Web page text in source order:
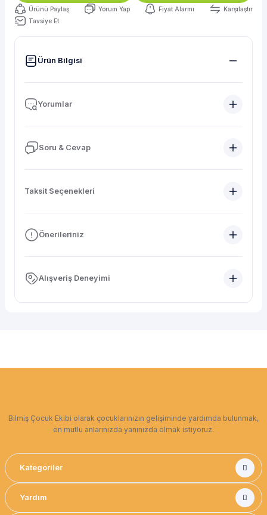
Ürünü Paylaş Yorum Yap Fiyat Alarmı
Karşılaştır
Tavsiye Et
Ürün Bilgisi
Yorumlar
Soru & Cevap
Taksit Seçenekleri
Önerileriniz
Alışveriş Deneyimi
Bilmiş Çocuk Ekibi olarak çocuklarınızın gelişiminde yardımda bulunmak,
en mutlu anlarınızda yanınızda olmak istiyoruz.
Kategoriler
Yardım